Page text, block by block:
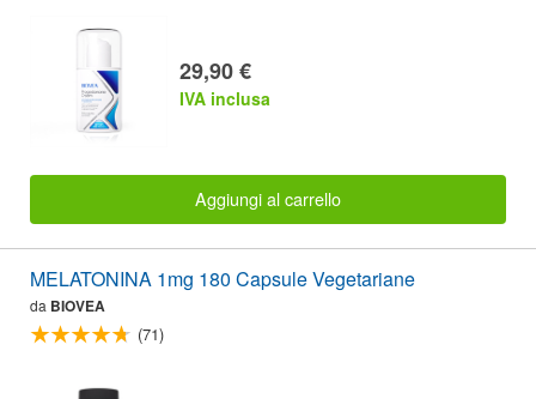
29,90 €
IVA inclusa
Aggiungi al carrello
MELATONINA 1mg 180 Capsule Vegetariane
da BIOVEA
(71)